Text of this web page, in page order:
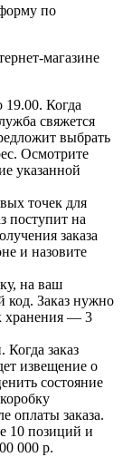
по
магазине
19.00. Когда
свяжется
выбрать
Осмотрите
указанной
точек для
поступит на
заказа
и назовите
на ваш
код. Заказ нужно
хранения — 3
Когда заказ
извещение о
состояние
оплаты заказа.
10 позиций и
000 р.